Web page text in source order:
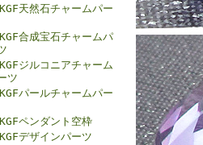
天然石チャームパー
合成宝石チャームパ
ジルコニアチャーム
ツ
パールチャームパー
ペンダント空枠
デザインパーツ